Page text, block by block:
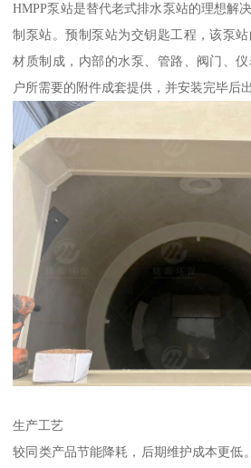
HMPP泵站是替代老式排水泵站的理想解
制泵站。预制泵站为交钥匙工程，该泵
材质制成，内部的水泵、管路、阀门、
户所需要的附件成套提供，并安装完毕后出
生产工艺
较同类产品节能降耗，后期维护成本更低